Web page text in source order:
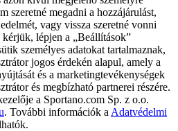
szeretné megadni a hozzájárulást,
vagy vissza szeretné vonni
lépjen a „Beállítások”
személyes adatokat tartalmaznak,
jogos érdekén alapul, amely a
és a marketingtevékenységek
és megbízható partnerei részére.
a Sportano.com Sp. z o.o.
. További információk a Adatvédelmi